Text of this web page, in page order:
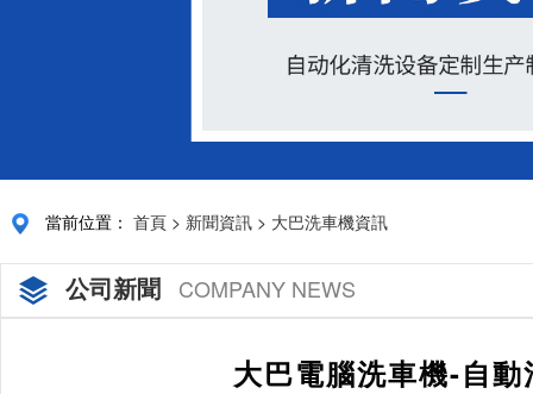
當前位置： 首頁 > 新聞資訊 > 大巴洗車機資訊
公司新聞 COMPANY NEWS
大巴電腦洗車機-自